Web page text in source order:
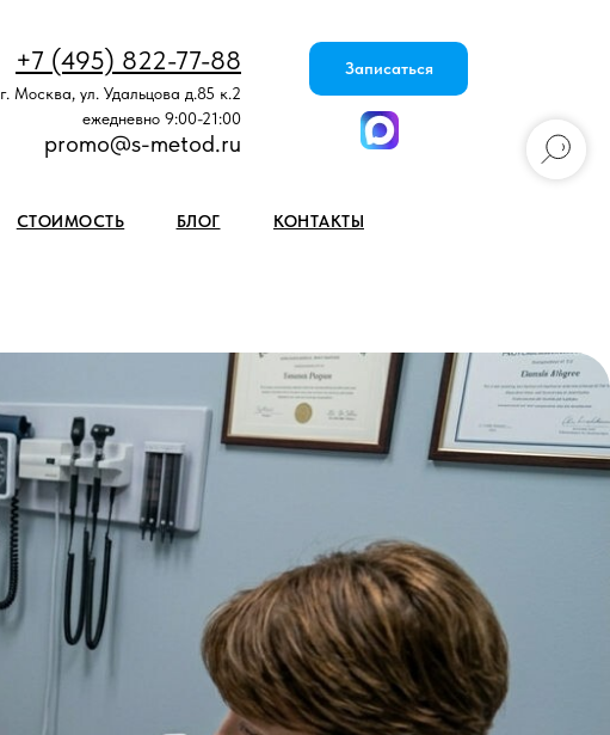
СТОИМОСТЬ КОНТАКТЫ
БЛОГ
+7 (495) 822-77-88
Записаться
г. Москва, ул. Удальцова д.85 к.2
ежедневно 9:00-21:00
promo@s-metod.ru